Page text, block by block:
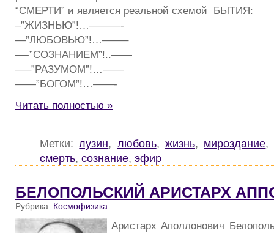
“СМЕРТИ” и является реальной схемой БЫТИЯ:
–”ЖИЗНЬЮ”!…———-
—”ЛЮБОВЬЮ”!…——–
—-”СОЗНАНИЕМ”!..——
—–”РАЗУМОМ”!…——
——”БОГОМ”!…——-
Читать полностью »
Метки:лузин, любовь,жизнь, мироздание,
смерть, сознание, эфир
БЕЛОПОЛЬСКИЙ АРИСТАРХ
Рубрика: Космофизика
Аристарх Аполлонович